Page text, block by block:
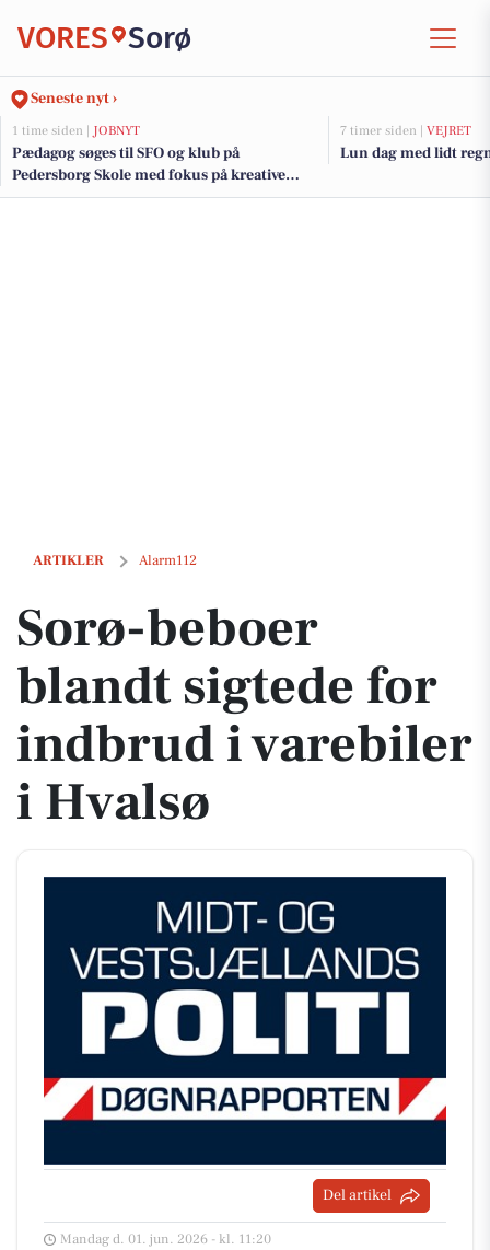
VORES Sorø
Seneste nyt ›
1 time siden | JOBNYT
Pædagog søges til SFO og klub på
Pedersborg Skole med fokus på kreative
fællesskaber og forældresamarbejde
7 timer siden | VEJRET
Lun dag med lidt
ARTIKLER Alarm112
Sorø-beboer blandt sigtede for indbrud i varebiler i Hvalsø
Sorø-beboer
blandt sigtede for
indbrud i varebiler
i Hvalsø
Del artikel
Mandag d. 01. jun. 2026 - kl. 11:20